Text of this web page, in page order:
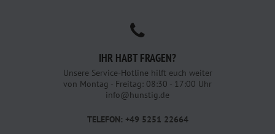
IHR HABT FRAGEN?
Unsere Service-Hotline hilft euch weiter
von Montag - Freitag: 08:30 - 17:00 Uhr
info@hunstig.de
TELEFON: +49 5251 22664